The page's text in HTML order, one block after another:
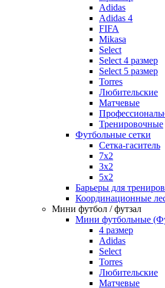
Adidas
Adidas 4
FIFA
Mikasa
Select
Select 4 размер
Select 5 размер
Torres
Любительские
Матчевые
Тренировочные
Футбольные сетки
Сетка-гаситель
7x2
3х2
5х2
Барьеры для
Координационные
Мини футбол / футзал
Мини футбольные
4 размер
Adidas
Select
Torres
Любительские
Матчевые